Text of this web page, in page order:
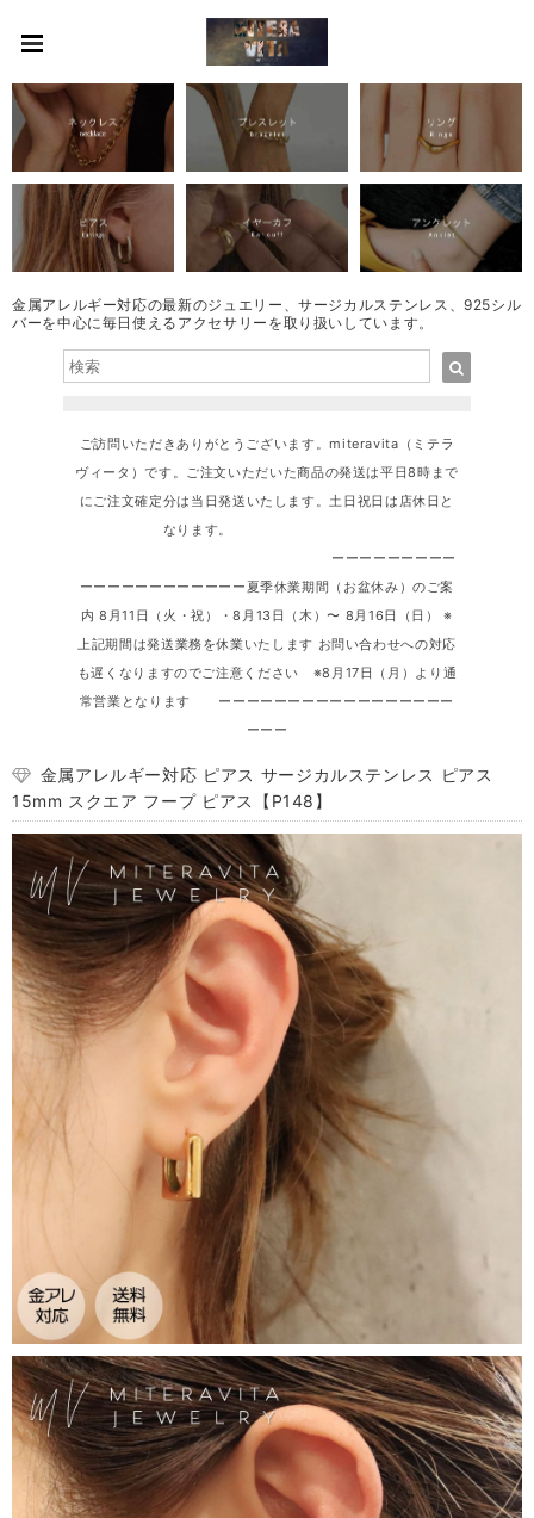
金属アレルギー対応の最新のジュエリー、サージカルステンレス、925シル
バーを中心に毎日使えるアクセサリーを取り扱いしています。
ご訪問いただきありがとうございます。miteravita（ミテラ
ヴィータ）です。ご注文いただいた商品の発送は平日8時まで
にご注文確定分は当日発送いたします。土日祝日は店休日と
なります。
ーーーーーーーーー
ーーーーーーーーーーーー夏季休業期間（お盆休み）のご案
内 8月11日（火・祝）・8月13日（木）〜 8月16日（日） ※
上記期間は発送業務を休業いたします お問い合わせへの対応
も遅くなりますのでご注意ください ※8月17日（月）より通
常営業となります ーーーーーーーーーーーーーーーーー
ーーー
金属アレルギー対応 ピアス サージカルステンレス ピアス
15mm スクエア フープ ピアス【P148】